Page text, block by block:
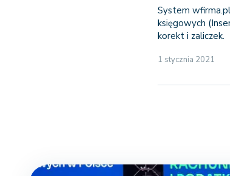
System
księgowych
korekt i zaliczek.
1 stycznia 2021